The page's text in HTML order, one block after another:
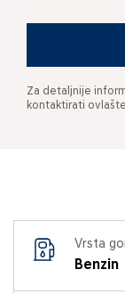
Za detaljnije
kontaktirati
Vrsta
Benzin